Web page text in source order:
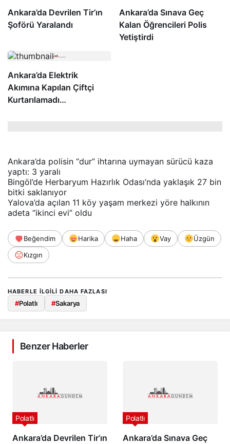
Ankara’da Devrilen Tir’ın
Şoförü Yaralandı
Ankara’da Sınava Geç
Kalan Öğrencileri Polis
Yetiştirdi
Ankara’da Elektrik
Akımına Kapılan Çiftçi
Kurtarılamadı…
Ankara’da polisin “dur” ihtarına uymayan sürücü kaza
yaptı: 3 yaralı
Bingöl’de Herbaryum Hazırlık Odası’nda yaklaşık 27 bin
bitki saklanıyor
Yalova’da açılan 11 köy yaşam merkezi yöre halkının
adeta “ikinci evi” oldu
Beğendim Harika Haha Vay
Üzgün
Kızgın
HABERLE ILGILI DAHA FAZLASI
#Polatlı #Sakarya
Benzer Haberler
Ankara’da Devrilen Tir’ın
Polatlı
Ankara’da Sınava Geç
Polatlı